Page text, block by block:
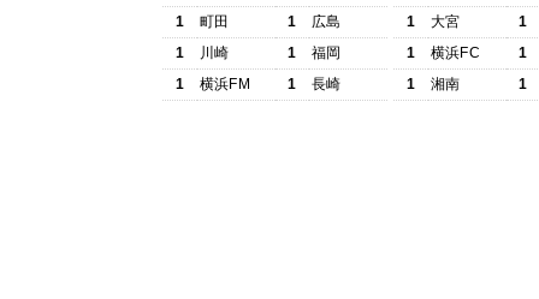
1
町田 1
広島
1
川崎 1
福岡
1
横浜FM 1 長崎
1
大宮
1
1
横浜FC
1
1
湘南 1